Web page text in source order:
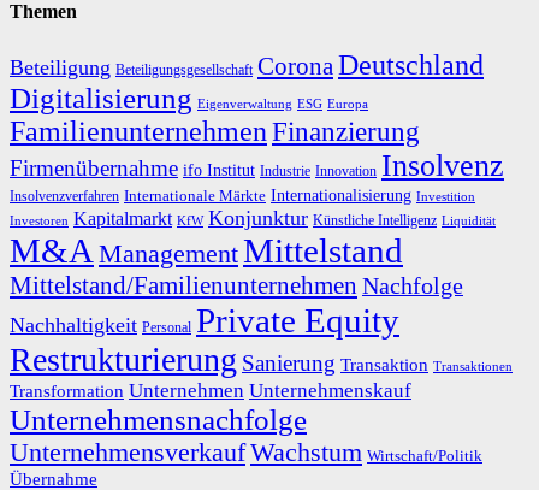
Themen
Beteiligung Beteiligungsgesellschaft Corona Deutschland
Digitalisierung Eigenverwaltung ESG Europa
Familienunternehmen Finanzierung
Firmenübernahme ifo Institut Industrie Innovation Insolvenz
Insolvenzverfahren Internationale Märkte Internationalisierung Investition
Investoren Kapitalmarkt KfW Konjunktur Künstliche Intelligenz Liquidität
M&A ManagementMittelstand
Mittelstand/Familienunternehmen Nachfolge
Nachhaltigkeit Personal Private Equity
Restrukturierung Sanierung Transaktion Transaktionen
Transformation Unternehmen Unternehmenskauf
Unternehmensnachfolge
UnternehmensverkaufWachstum Wirtschaft/Politik
Übernahme